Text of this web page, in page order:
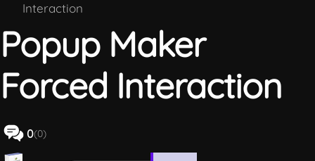
Interaction
Popup Maker
Forced Interaction
0(0)